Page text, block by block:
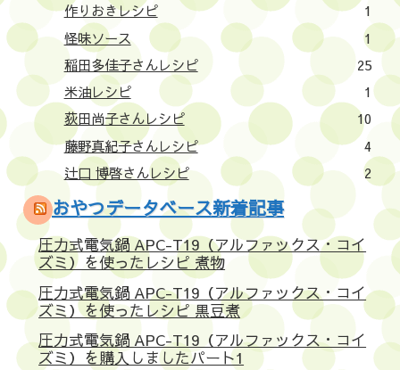
作りおきレシピ
1
怪味ソース
1
稲田多佳子さんレシピ
25
米油レシピ
1
荻田尚子さんレシピ
10
藤野真紀子さんレシピ
4
辻口 博啓さんレシピ
2
おやつデータベース新着記事
圧力式電気鍋 APC-T19（アルファックス・コイ
ズミ）を使ったレシピ 煮物
圧力式電気鍋 APC-T19（アルファックス・コイ
ズミ）を使ったレシピ 黒豆煮
圧力式電気鍋 APC-T19（アルファックス・コイ
ズミ）を購入しましたパート1